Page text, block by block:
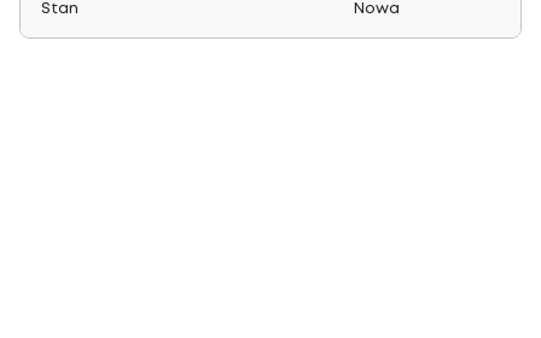
Stan Nowa